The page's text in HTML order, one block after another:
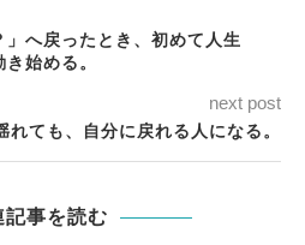
」へ戻ったとき、初めて人生
始める。
next post
れても、自分に戻れる人になる。
記事を読む